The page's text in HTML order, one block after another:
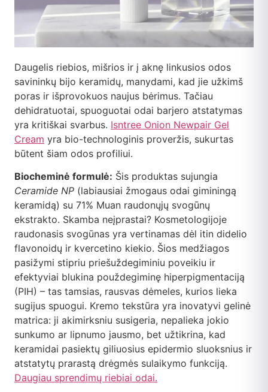
Daugelis riebios, mišrios ir į aknę linkusios odos
savininkų bijo keramidų, manydami, kad jie užkimš
poras ir išprovokuos naujus bėrimus. Tačiau
dehidratuotai, spuoguotai odai barjero atstatymas
yra kritiškai svarbus. Isntree Onion Newpair Gel
Cream yra bio-technologinis proveržis, sukurtas
būtent šiam odos profiliui.
Biocheminė formulė: Šis produktas sujungia
Ceramide NP (labiausiai žmogaus odai giminingą
keramidą) su 71% Muan raudonųjų svogūnų
ekstrakto. Skamba neįprastai? Kosmetologijoje
raudonasis svogūnas yra vertinamas dėl itin didelio
flavonoidų ir kvercetino kiekio. Šios medžiagos
pasižymi stipriu priešuždegiminiu poveikiu ir
efektyviai blukina použdegiminę hiperpigmentaciją
(PIH) – tas tamsias, rausvas dėmeles, kurios lieka
sugijus spuogui. Kremo tekstūra yra inovatyvi gelinė
matrica: ji akimirksniu susigeria, nepalieka jokio
sunkumo ar lipnumo jausmo, bet užtikrina, kad
keramidai pasiektų giliuosius epidermio sluoksnius ir
atstatytų prarastą drėgmės sulaikymo funkciją.
Daugiau sprendimų riebiai odai.